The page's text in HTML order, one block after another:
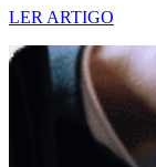
LER ARTIGO